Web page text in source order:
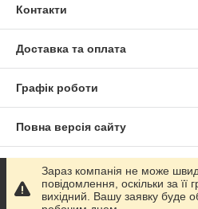
Контакти
Доставка та оплата
Графік роботи
Повна версія сайту
Сайт створено на маркетплейсі
Політика конфіденційності
Зараз компанія не може
повідомлення, оскільки за її
вихідний. Вашу заявку буде